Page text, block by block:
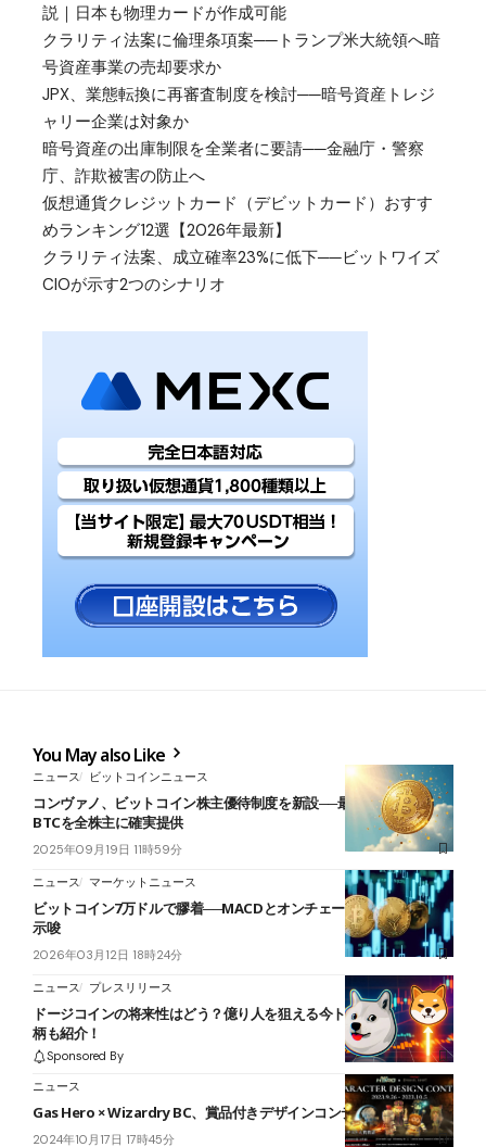
説｜日本も物理カードが作成可能
クラリティ法案に倫理条項案──トランプ米大統領へ暗
号資産事業の売却要求か
JPX、業態転換に再審査制度を検討──暗号資産トレジ
ャリー企業は対象か
暗号資産の出庫制限を全業者に要請──金融庁・警察
庁、詐欺被害の防止へ
仮想通貨クレジットカード（デビットカード）おすす
めランキング12選【2026年最新】
クラリティ法案、成立確率23%に低下──ビットワイズ
CIOが示す2つのシナリオ
You May also Like
ニュース ビットコインニュース
コンヴァノ、ビットコイン株主優待制度を新設──最大年1万円相当の
BTCを全株主に確実提供
2025年09月19日 11時59分
ニュース マーケットニュース
ビットコイン7万ドルで膠着──MACDとオンチェーン指標が底打ち
示唆
2026年03月12日 18時24分
ニュース プレスリリース
ドージコインの将来性はどう？億り人を狙える今トレンドの関連銘
柄も紹介！
Sponsored By
ニュース
Gas Hero × Wizardry BC、賞品付きデザインコンテスト開催
2024年10月17日 17時45分